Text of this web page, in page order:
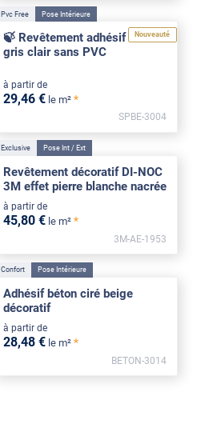
Nouveauté
Pvc Free Pose Intérieure
🍃 Revêtement adhésif béton
gris clair sans PVC
à partir de
29,46 € le m² *
SPBE-3004
Exclusive Pose Int / Ext
Revêtement décoratif DI-NOC
3M effet pierre blanche nacrée
à partir de
45,80 € le m² *
3M-AE-1953
Confort Pose Intérieure
Adhésif béton ciré beige
décoratif
à partir de
28,48 € le m² *
BETON-3014